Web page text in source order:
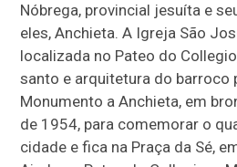
Nóbrega, provincial jesuíta e
eles, Anchieta. A Igreja São
localizada no Pateo do
santo e arquitetura do barroco
Monumento a Anchieta, em
de 1954, para comemorar o
cidade e fica na Praça da Sé,